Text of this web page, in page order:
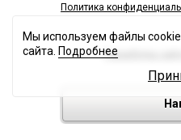
Политика
Разработка сайта
Мы используем файлы
сайта. Подробнее